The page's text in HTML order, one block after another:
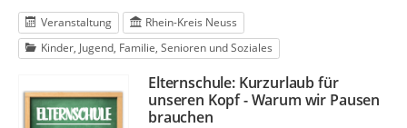
Veranstaltung
Rhein-Kreis Neuss
Kinder, Jugend, Familie, Senioren und Soziales
Elternschule: Kurzurlaub für
unseren Kopf - Warum wir Pausen
brauchen